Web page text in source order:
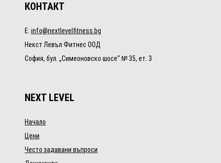
КОНТАКТ
E: info@nextlevelfitness.bg
Некст Левъл Фитнес ООД
София, бул. „Симеоновско шосе“ № 35, ет. 3
NEXT LEVEL
Начало
Цени
Често задавани въпроси